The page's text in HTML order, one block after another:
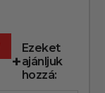
Ezeket
ajánljuk
hozzá: